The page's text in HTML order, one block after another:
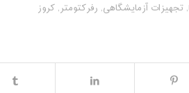
, تجهیزات آزمایشگاهی, رفرکتومتر, کروز